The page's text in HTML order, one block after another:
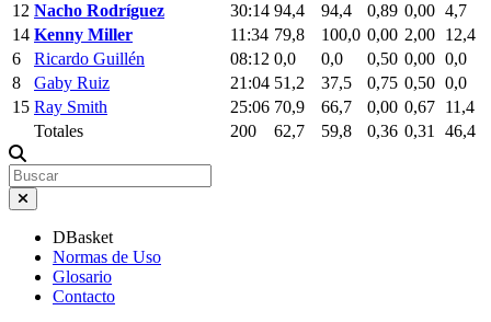
12 Nacho Rodríguez 30:14 94,4 94,4 0,89 0,00 4,7
14 Kenny Miller 11:34 79,8 100,0 0,00 2,00 12,4
6
Ricardo Guillén 08:12 0,0 0,0 0,50 0,00 0,0
8
Gaby Ruiz 21:04 51,2 37,5 0,75 0,50 0,0
15 Ray Smith 25:06 70,9 66,7 0,00 0,67 11,4
Totales
200 62,7 59,8 0,36 0,31 46,4
DBasket
Normas de Uso
Glosario
Contacto